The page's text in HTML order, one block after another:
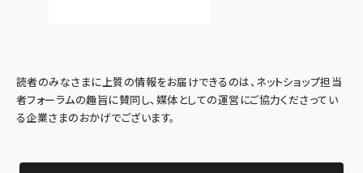
読者のみなさまに上質の情報をお届けできるのは、ネットショップ担当
者フォーラムの趣旨に賛同し、媒体としての運営にご協力くださってい
る企業さまのおかげでございます。